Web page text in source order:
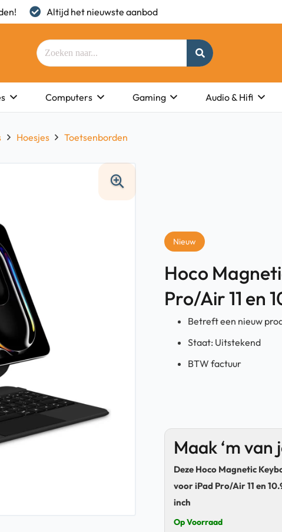
Altijd het nieuwste aanbod
Computers Gaming Audio & Hifi
Hoesjes Toetsenborden
Nieuw
Hoco
Pro/Air 11 en
Betreft een nieuw
Staat: Uitstekend
BTW factuur
Maak ‘m van
Deze Hoco Magnetic
voor iPad Pro/Air 11 en
inch
Op Voorraad